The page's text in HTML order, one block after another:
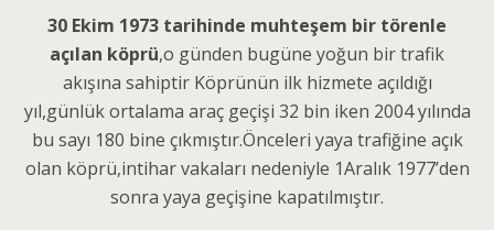
30 Ekim 1973 tarihinde muhteşem bir törenle
açılan köprü,o günden bugüne yoğun bir trafik
akışına sahiptir Köprünün ilk hizmete açıldığı
yıl,günlük ortalama araç geçişi 32 bin iken 2004 yılında
bu sayı 180 bine çıkmıştır.Önceleri yaya trafiğine açık
olan köprü,intihar vakaları nedeniyle 1Aralık 1977’den
sonra yaya geçişine kapatılmıştır.